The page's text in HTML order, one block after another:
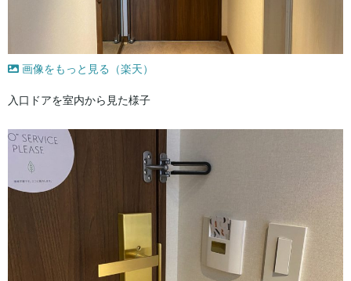
画像をもっと見る（楽天）
入口ドアを室内から見た様子